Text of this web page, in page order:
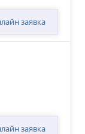
заявка
заявка